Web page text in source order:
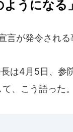
うになる」
が発令される
は4月5日、参
、こう語った。